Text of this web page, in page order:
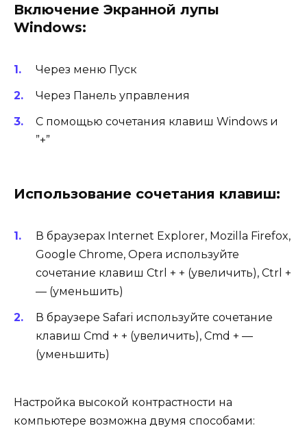
Включение Экранной лупы
Windows:
Через меню Пуск
Через Панель управления
С помощью сочетания клавиш Windows и
”+”
Использование сочетания клавиш:
В браузерах Internet Explorer, Mozilla Firefox,
Google Chrome, Opera используйте
сочетание клавиш Ctrl + + (увеличить), Ctrl +
— (уменьшить)
В браузере Safari используйте сочетание
клавиш Cmd + + (увеличить), Cmd + —
(уменьшить)
Настройка высокой контрастности на
компьютере возможна двумя способами: